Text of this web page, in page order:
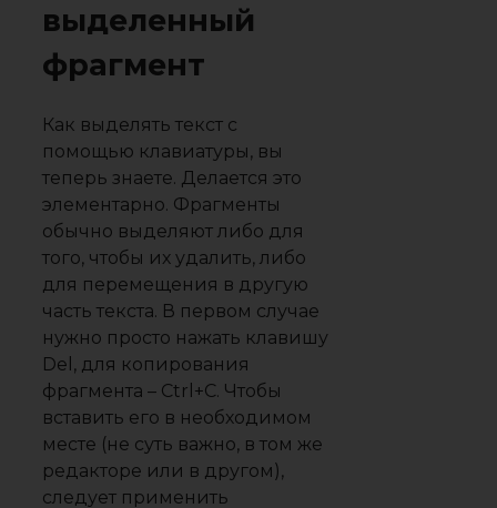
выделенный
фрагмент
Как выделять текст с
помощью клавиатуры, вы
теперь знаете. Делается это
элементарно. Фрагменты
обычно выделяют либо для
того, чтобы их удалить, либо
для перемещения в другую
часть текста. В первом случае
нужно просто нажать клавишу
Del, для копирования
фрагмента – Ctrl+C. Чтобы
вставить его в необходимом
месте (не суть важно, в том же
редакторе или в другом),
следует применить